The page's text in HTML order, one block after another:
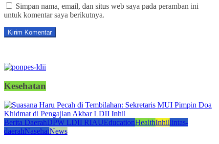
Simpan nama, email, dan situs web saya pada peramban ini
untuk komentar saya berikutnya.
Kesehatan
Berita DaerahDPW LDII RIAUEducationHealthInhillintas-
daerahNasehatNews